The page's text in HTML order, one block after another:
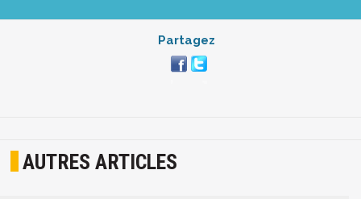
Partagez
AUTRES ARTICLES